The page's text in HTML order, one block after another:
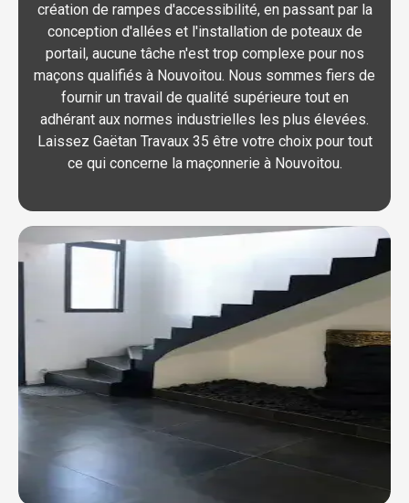
création de rampes d'accessibilité, en passant par la
conception d'allées et l'installation de poteaux de
portail, aucune tâche n'est trop complexe pour nos
maçons qualifiés à Nouvoitou. Nous sommes fiers de
fournir un travail de qualité supérieure tout en
adhérant aux normes industrielles les plus élevées.
Laissez Gaëtan Travaux 35 être votre choix pour tout
ce qui concerne la maçonnerie à Nouvoitou.